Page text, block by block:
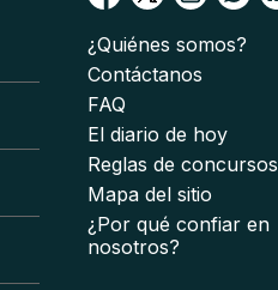
¿Quiénes somos?
Contáctanos
FAQ
El diario de hoy
Reglas de concursos
Mapa del sitio
¿Por qué confiar en
nosotros?